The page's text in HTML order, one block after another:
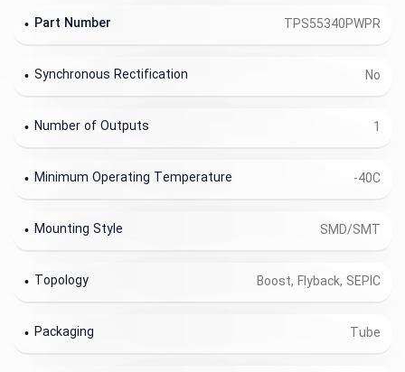
TPS55340PWPR
Part Number
No
Synchronous Rectification
1
Number of Outputs
-40C
Minimum Operating Temperature
SMD/SMT
Mounting Style
Boost, Flyback, SEPIC
Topology
Tube
Packaging